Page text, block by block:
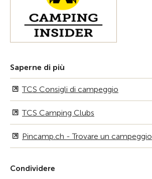
Saperne di più
TCS Consigli di campeggio
TCS Camping Clubs
Pincamp.ch - Trovare un campeggio
Condividere